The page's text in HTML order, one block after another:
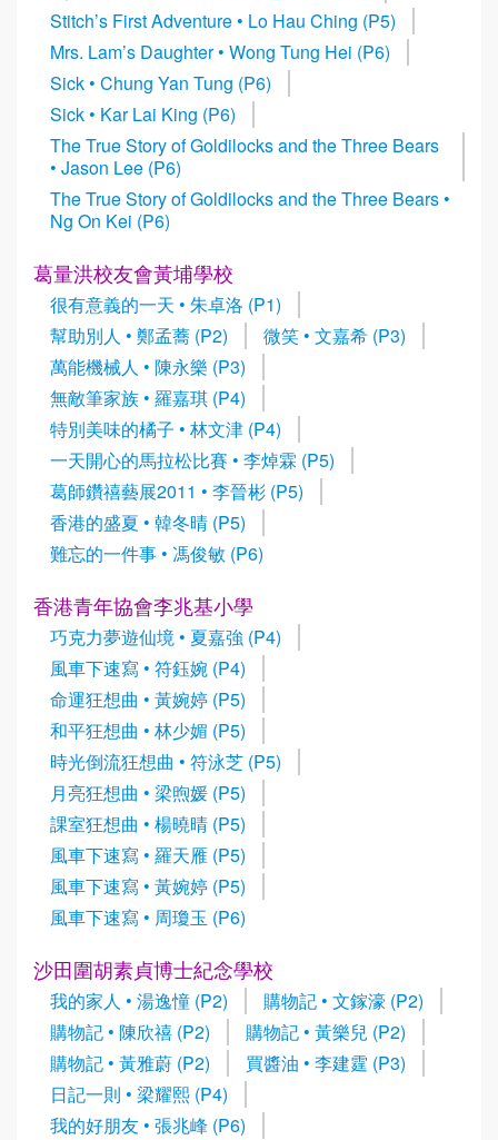
Stitch’s First Adventure • Lo Hau Ching (P5)
Mrs. Lam’s Daughter • Wong Tung Hei (P6)
Sick • Chung Yan Tung (P6)
Sick • Kar Lai King (P6)
The True Story of Goldilocks and the Three Bears
• Jason Lee (P6)
The True Story of Goldilocks and the Three Bears •
Ng On Kei (P6)
葛量洪校友會黃埔學校
很有意義的一天 • 朱卓洛 (P1)
幫助別人 • 鄭孟蕎 (P2)
微笑 • 文嘉希 (P3)
萬能機械人 • 陳永樂 (P3)
無敵筆家族 • 羅嘉琪 (P4)
特別美味的橘子 • 林文津 (P4)
一天開心的馬拉松比賽 • 李焯霖 (P5)
葛師鑽禧藝展2011 • 李晉彬 (P5)
香港的盛夏 • 韓冬晴 (P5)
難忘的一件事 • 馮俊敏 (P6)
香港青年協會李兆基小學
巧克力夢遊仙境 • 夏嘉強 (P4)
風車下速寫 • 符鈺婉 (P4)
命運狂想曲 • 黃婉婷 (P5)
和平狂想曲 • 林少媚 (P5)
時光倒流狂想曲 • 符泳芝 (P5)
月亮狂想曲 • 梁煦媛 (P5)
課室狂想曲 • 楊曉晴 (P5)
風車下速寫 • 羅天雁 (P5)
風車下速寫 • 黃婉婷 (P5)
風車下速寫 • 周瓊玉 (P6)
沙田圍胡素貞博士紀念學校
我的家人 • 湯逸憧 (P2)
購物記 • 文鎵濠 (P2)
購物記 • 陳欣禧 (P2)
購物記 • 黃樂兒 (P2)
購物記 • 黃雅蔚 (P2)
買醬油 • 李建霆 (P3)
日記一則 • 梁耀熙 (P4)
我的好朋友 • 張兆峰 (P6)